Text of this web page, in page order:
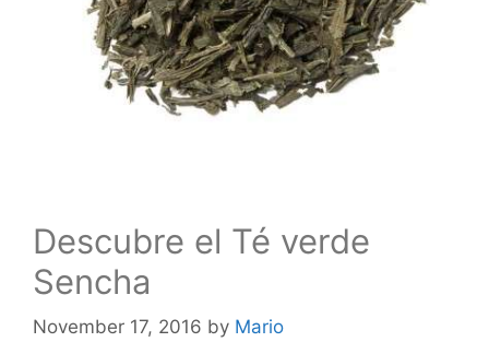
Descubre el Té verde
Sencha
November 17, 2016 by Mario